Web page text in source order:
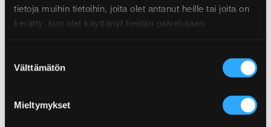
tietoja muihin tietoihin, joita olet antanut heille tai joita on
kerätty, kun olet käyttänyt heidän palvelujaan.
valinta
Välttämätön
Mieltymykset
Proteiinia
9,3g
Katso lisää saman kategorian tuotteita.